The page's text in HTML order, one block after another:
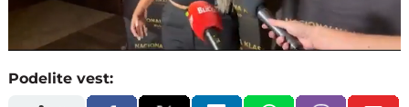
Loaded:
11.45%
Podelite vest: